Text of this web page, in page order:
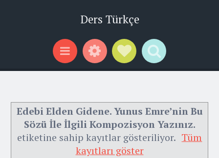
Ders Türkçe
Menu WidgetsSocial Links
Search
Edebi Elden Gidene. Yunus Emre’nin Bu
Sözü İle İlgili Kompozisyon Yazınız.
etiketine sahip kayıtlar gösteriliyor. Tüm
kayıtları göster